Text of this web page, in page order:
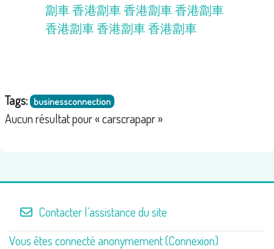
劏車香港劏車香港劏車香港劏車
香港劏車香港劏車香港劏車
Tags: businessconnection
Aucun résultat pour « carscrapapr »
Contacter l’assistance du site
Vous êtes connecté anonymement (Connexion)